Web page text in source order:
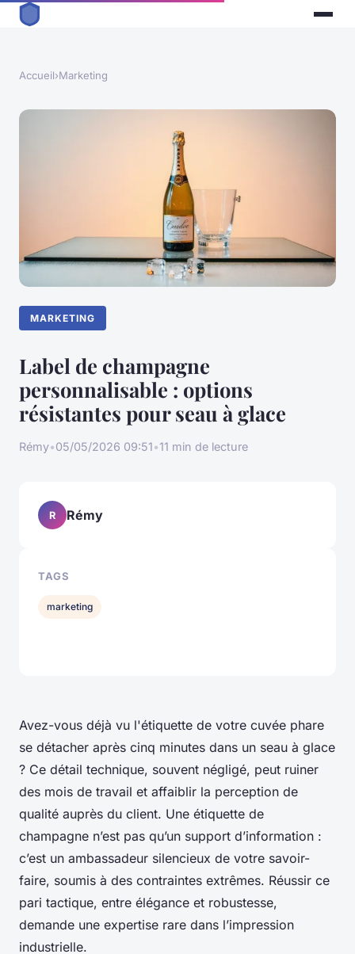
Accueil›Marketing
MARKETING
Label de champagne
personnalisable : options
résistantes pour seau à glace
Rémy•05/05/2026 09:51•11 min de lecture
Avez-vous déjà vu l'étiquette de votre cuvée phare
se détacher après cinq minutes dans un seau à glace
? Ce détail technique, souvent négligé, peut ruiner
des mois de travail et affaiblir la perception de
qualité auprès du client. Une étiquette de
champagne n’est pas qu’un support d’information :
c’est un ambassadeur silencieux de votre savoir-
faire, soumis à des contraintes extrêmes. Réussir ce
pari tactique, entre élégance et robustesse,
demande une expertise rare dans l’impression
industrielle.
R Rémy
TAGS
marketing